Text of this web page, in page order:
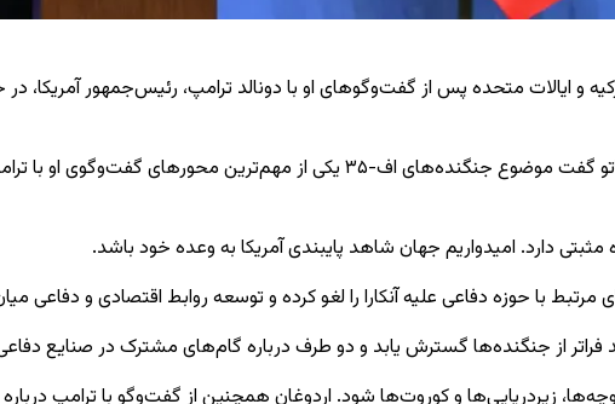
و ایالات متحده پس از گفت‌وگوهای او با دونالد ترامپ، رئیس‌جمهور آمریکا،
اردوغان روز چهارشنبه در سخنرانی پایانی خود در نشست سران ناتو گفت موضوع
با حوزه دفاعی علیه آنکارا را لغو کرده و توسعه روابط اقتصادی و
از جنگنده‌ها گسترش یابد و دو طرف درباره گام‌های مشترک در صنایع